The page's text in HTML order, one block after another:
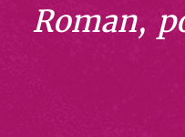
Roman,